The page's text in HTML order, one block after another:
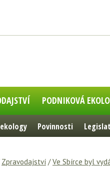
PODNIKOVÁ
Povinnosti
Zpravodajství /Ve Sbírce byl